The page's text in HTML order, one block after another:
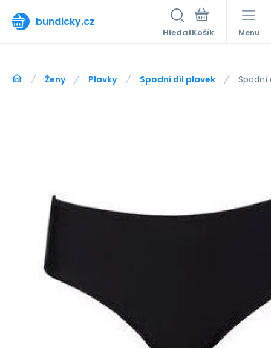
bundicky.cz
Hledat Menu
Ženy Plavky Spodní díl plavek Spodní